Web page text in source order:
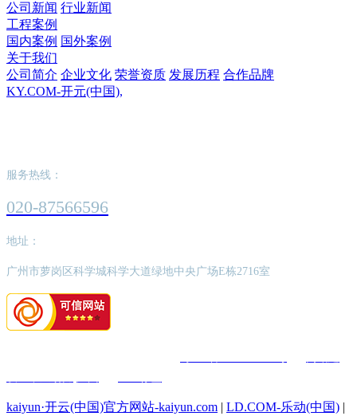
公司新闻 行业新闻
工程案例
国内案例 国外案例
关于我们
公司简介 企业文化 荣誉资质 发展历程 合作品牌
KY.COM-开元(中国),
服务热线：
020-87566596
地址：
广州市萝岗区科学城科学大道绿地中央广场E栋2716室
kaiyun·开云(中国)官方网站-kaiyun.com | LD.COM-乐动(中国) |